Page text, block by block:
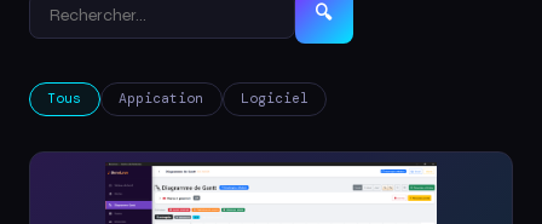
🔍
Tous Appication Logiciel